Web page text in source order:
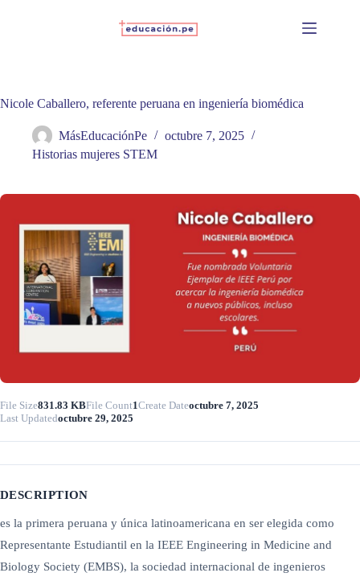
Nicole Caballero, referente peruana en ingeniería biomédica
MásEducaciónPe
octubre 7, 2025
Historias mujeres STEM
File Size831.83 KBFile Count1Create Dateoctubre 7, 2025
Last Updatedoctubre 29, 2025
DESCRIPTION
es la primera peruana y única latinoamericana en ser elegida como
Representante Estudiantil en la IEEE Engineering in Medicine and
Biology Society (EMBS), la sociedad internacional de ingenieros